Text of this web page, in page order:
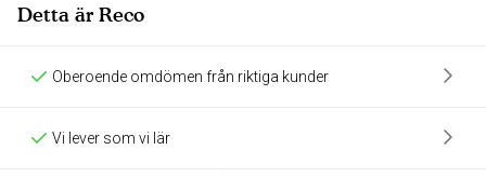
Detta är Reco
Oberoende omdömen från riktiga kunder
Vi lever som vi lär